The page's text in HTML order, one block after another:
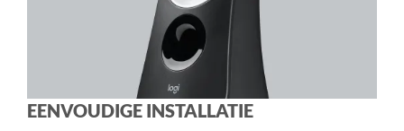
EENVOUDIGE INSTALLATIE